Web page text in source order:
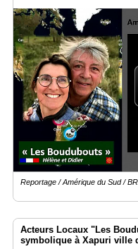
Reportage / Amérique du Sud /
Acteurs Locaux "Les
symbolique à Xapuri ville